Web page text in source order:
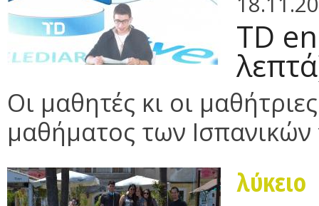
ΤD
Οι μαθητές κι οι
μαθήματος των
λύκειο